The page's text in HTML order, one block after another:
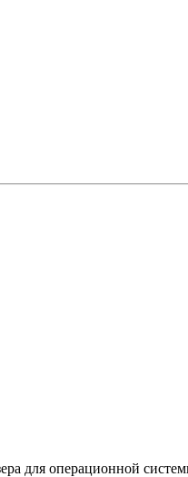
для операционной